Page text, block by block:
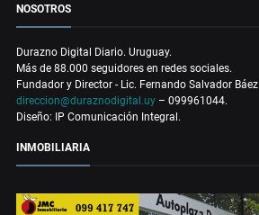
NOSOTROS
Durazno Digital Diario. Uruguay.
Más de 88.000 seguidores en redes sociales.
Fundador y Director - Lic. Fernando Salvador
direccion@duraznodigital.uy – 099961044.
Diseño: IP Comunicación Integral.
INMOBILIARIA